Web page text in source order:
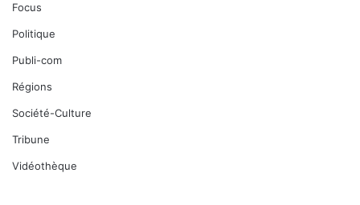
Focus
Politique
Publi-com
Régions
Société-Culture
Tribune
Vidéothèque